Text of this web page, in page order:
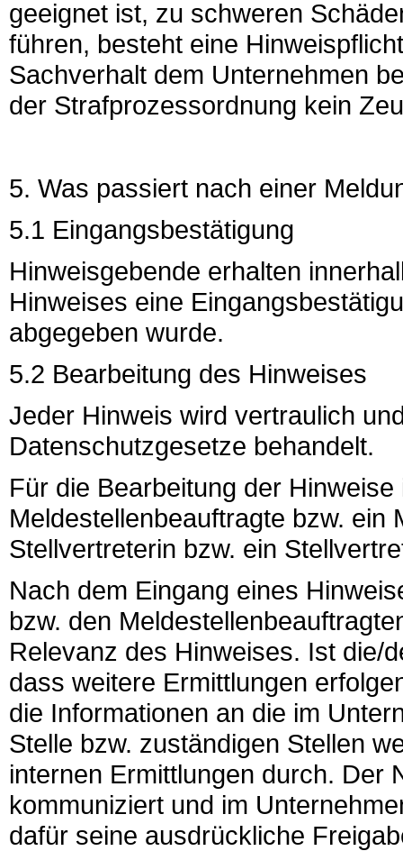
geeignet ist, zu schweren
führen, besteht eine
Sachverhalt dem Unternehmen
der Strafprozessordnung kein
5. Was passiert nach einer
5.1 Eingangsbestätigung
Hinweisgebende erhalten
Hinweises eine
abgegeben wurde.
5.2 Bearbeitung des Hinweises
Jeder Hinweis wird vertraulich
Datenschutzgesetze behandelt.
Für die Bearbeitung der
Meldestellenbeauftragte bzw. ein
Stellvertreterin bzw. ein
Nach dem Eingang eines
bzw. den
Relevanz des Hinweises. Ist die/
dass weitere Ermittlungen
die Informationen an die im
Stelle bzw. zuständigen Stellen
internen Ermittlungen durch. Der
kommuniziert und im
dafür seine ausdrückliche